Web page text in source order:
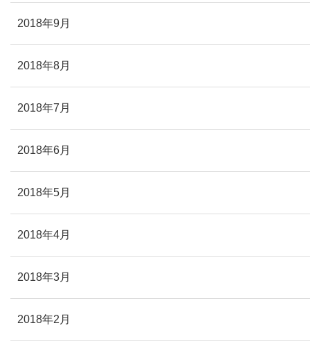
2018年9月
2018年8月
2018年7月
2018年6月
2018年5月
2018年4月
2018年3月
2018年2月